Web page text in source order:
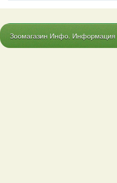
Зоомагазин Инфо. Информация